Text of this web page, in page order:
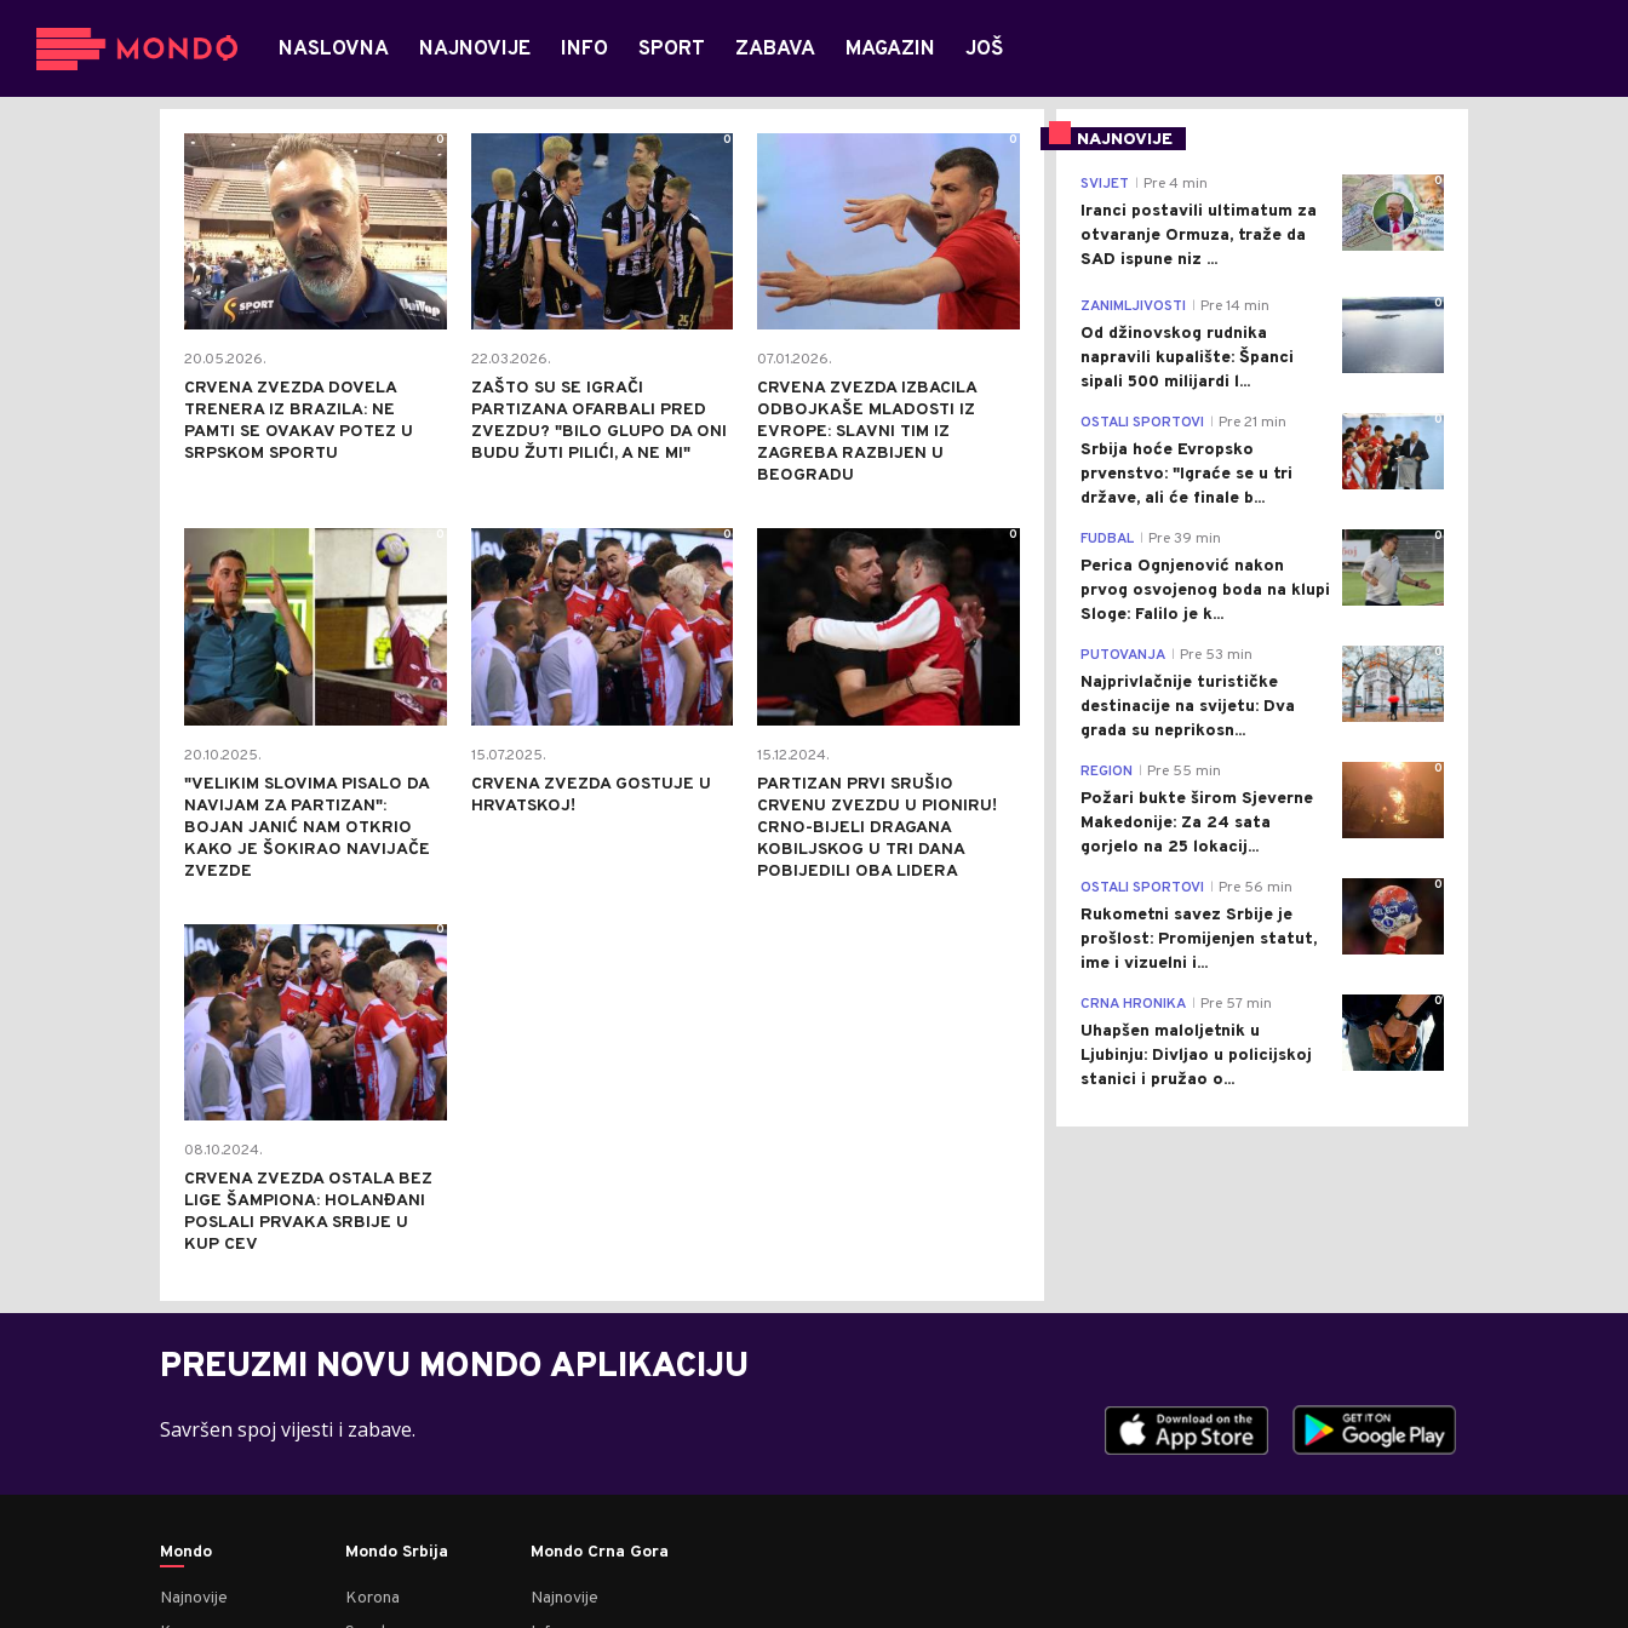
NASLOVNA NAJNOVIJE INFO SPORT ZABAVA MAGAZIN JOŠ
20.05.2026.
CRVENA ZVEZDA DOVELA
TRENERA IZ BRAZILA: NE
PAMTI SE OVAKAV POTEZ U
SRPSKOM SPORTU
0
22.03.2026.
ZAŠTO SU SE IGRAČI
PARTIZANA OFARBALI PRED
ZVEZDU? "BILO GLUPO DA ONI
BUDU ŽUTI PILIĆI, A NE MI"
0
07.01.2026.
CRVENA ZVEZDA IZBACILA
ODBOJKAŠE MLADOSTI IZ
EVROPE: SLAVNI TIM IZ
ZAGREBA RAZBIJEN U
BEOGRADU
0
20.10.2025.
"VELIKIM SLOVIMA PISALO DA
NAVIJAM ZA PARTIZAN":
BOJAN JANIĆ NAM OTKRIO
KAKO JE ŠOKIRAO NAVIJAČE
ZVEZDE
0
15.07.2025.
CRVENA ZVEZDA GOSTUJE U
HRVATSKOJ!
0
15.12.2024.
PARTIZAN PRVI SRUŠIO
CRVENU ZVEZDU U PIONIRU!
CRNO-BIJELI DRAGANA
KOBILJSKOG U TRI DANA
POBIJEDILI OBA LIDERA
0
08.10.2024.
CRVENA ZVEZDA OSTALA BEZ
LIGE ŠAMPIONA: HOLANĐANI
POSLALI PRVAKA SRBIJE U
KUP CEV
0
NAJNOVIJE
0
SVIJET Pre 4 min
Iranci postavili ultimatum za
otvaranje Ormuza, traže da
SAD ispune niz ...
0
ZANIMLJIVOSTI Pre 14 min
Od džinovskog rudnika
napravili kupalište: Španci
sipali 500 milijardi l...
0
OSTALI SPORTOVI Pre 21 min
Srbija hoće Evropsko
prvenstvo: "Igraće se u tri
države, ali će finale b...
0
FUDBAL Pre 39 min
Perica Ognjenović nakon
prvog osvojenog boda na klupi
Sloge: Falilo je k...
0
PUTOVANJA Pre 53 min
Najprivlačnije turističke
destinacije na svijetu: Dva
grada su neprikosn...
0
REGION Pre 55 min
Požari bukte širom Sjeverne
Makedonije: Za 24 sata
gorjelo na 25 lokacij...
0
OSTALI SPORTOVI Pre 56 min
Rukometni savez Srbije je
prošlost: Promijenjen statut,
ime i vizuelni i...
0
CRNA HRONIKA Pre 57 min
Uhapšen maloljetnik u
Ljubinju: Divljao u policijskoj
stanici i pružao o...
PREUZMI NOVU MONDO APLIKACIJU
Savršen spoj vijesti i zabave.
Mondo
Najnovije
Mondo Srbija
Korona
Mondo Crna Gora
Najnovije